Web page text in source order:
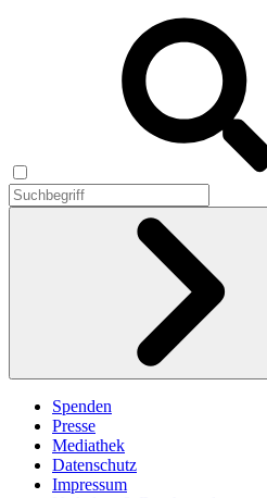
Spenden
Presse
Mediathek
Datenschutz
Impressum